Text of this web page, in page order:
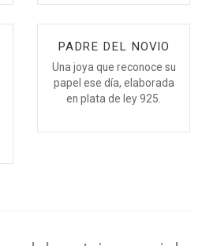
PADRE DEL NOVIO
Una joya que reconoce su
papel ese día, elaborada
en plata de ley 925.